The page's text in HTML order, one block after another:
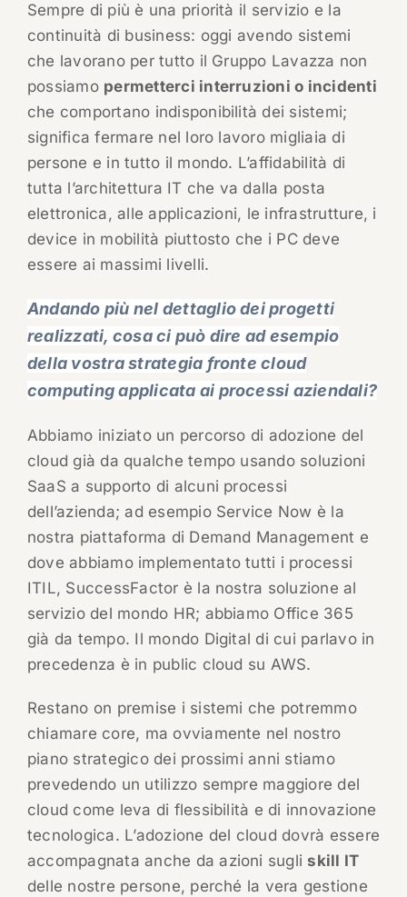
Sempre di più è una priorità il servizio e la
continuità di business: oggi avendo sistemi
che lavorano per tutto il Gruppo Lavazza non
possiamo permetterci interruzioni o incidenti
che comportano indisponibilità dei sistemi;
significa fermare nel loro lavoro migliaia di
persone e in tutto il mondo. L’affidabilità di
tutta l’architettura IT che va dalla posta
elettronica, alle applicazioni, le infrastrutture, i
device in mobilità piuttosto che i PC deve
essere ai massimi livelli.
Andando più nel dettaglio dei progetti
realizzati, cosa ci può dire ad esempio
della vostra strategia fronte cloud
computing applicata ai processi aziendali?
Abbiamo iniziato un percorso di adozione del
cloud già da qualche tempo usando soluzioni
SaaS a supporto di alcuni processi
dell’azienda; ad esempio Service Now è la
nostra piattaforma di Demand Management e
dove abbiamo implementato tutti i processi
ITIL, SuccessFactor è la nostra soluzione al
servizio del mondo HR; abbiamo Office 365
già da tempo. Il mondo Digital di cui parlavo in
precedenza è in public cloud su AWS.
Restano on premise i sistemi che potremmo
chiamare core, ma ovviamente nel nostro
piano strategico dei prossimi anni stiamo
prevedendo un utilizzo sempre maggiore del
cloud come leva di flessibilità e di innovazione
tecnologica. L’adozione del cloud dovrà essere
accompagnata anche da azioni sugli skill IT
delle nostre persone, perché la vera gestione